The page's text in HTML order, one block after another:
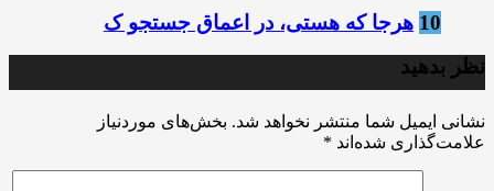
10 هرجا که هستی، در اعماق جستجو ک
نظر بدهید
نشانی ایمیل شما منتشر نخواهد شد. بخش‌های موردنیاز
علامت‌گذاری شده‌اند *